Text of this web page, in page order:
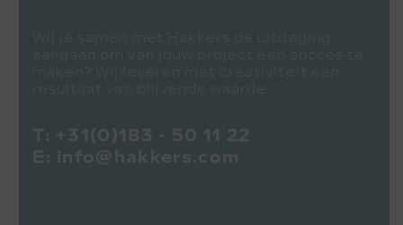
Wil je samen met Hakkers de uitdaging
aangaan om van jouw project een succes te
maken? Wij leveren met creativiteit een
resultaat van blijvende waarde.
T: +31(0)183 - 50 11 22
E: info@hakkers.com